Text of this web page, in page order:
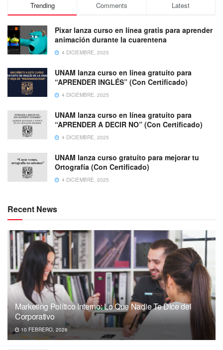
Trending Comments Latest
Pixar lanza curso en línea gratis para aprender
animación durante la cuarentena
4 DICIEMBRE, 2025
UNAM lanza curso en línea gratuito para
“APRENDER INGLÉS” (Con Certificado)
4 DICIEMBRE, 2025
UNAM lanza curso en línea gratuito para
“APRENDER A DECIR NO” (Con Certificado)
4 DICIEMBRE, 2025
UNAM lanza curso gratuito para mejorar tu
Ortografía (Con Certificado)
4 DICIEMBRE, 2025
Recent News
Marketing Político Interno: Lo Que Nadie Te Dice del
Corporativo
10 FEBRERO, 2026